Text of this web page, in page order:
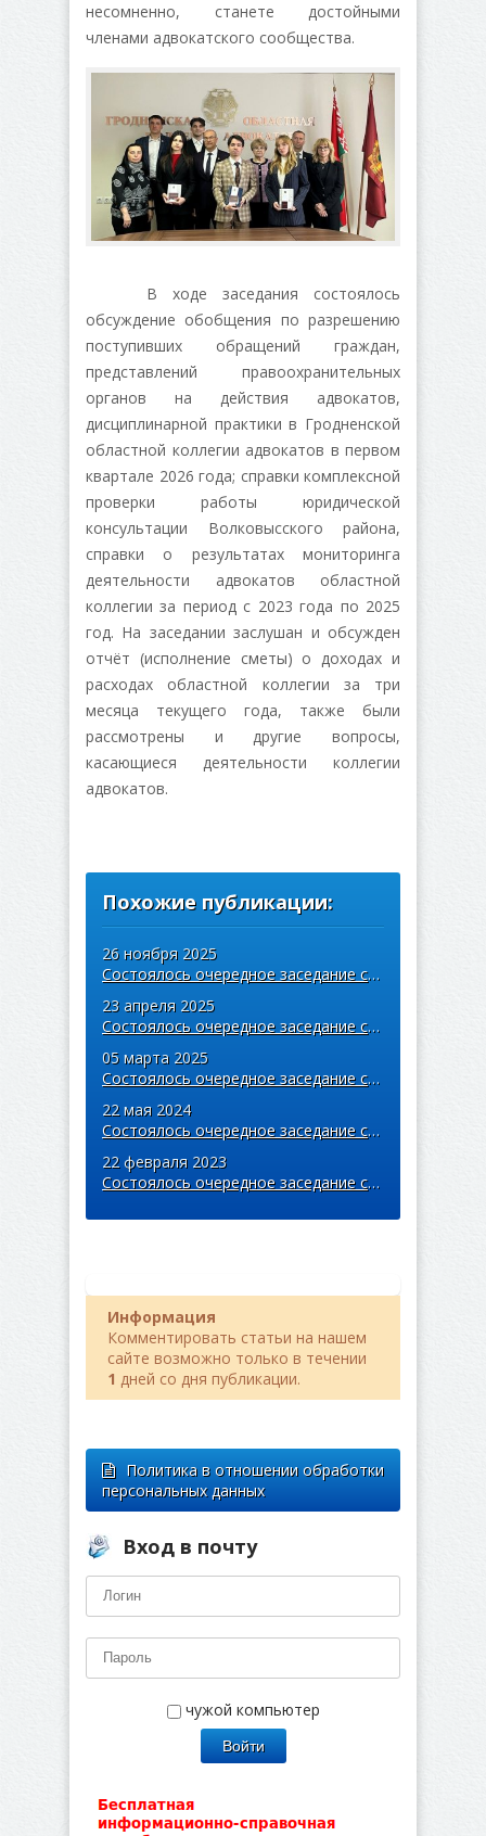
несомненно, станете достойными
членами адвокатского сообщества.
В ходе заседания состоялось
обсуждение обобщения по разрешению
поступивших обращений граждан,
представлений правоохранительных
органов на действия адвокатов,
дисциплинарной практики в Гродненской
областной коллегии адвокатов в первом
квартале 2026 года; справки комплексной
проверки работы юридической
консультации Волковысского района,
справки о результатах мониторинга
деятельности адвокатов областной
коллегии за период с 2023 года по 2025
год. На заседании заслушан и обсужден
отчёт (исполнение сметы) о доходах и
расходах областной коллегии за три
месяца текущего года, также были
рассмотрены и другие вопросы,
касающиеся деятельности коллегии
адвокатов.
Похожие публикации:
26 ноября 2025
Состоялось очередное заседание совета областной коллегии адвокатов
23 апреля 2025
Состоялось очередное заседание совета областной коллегии адвокатов
05 марта 2025
Состоялось очередное заседание совета коллегии
22 мая 2024
Состоялось очередное заседание совета областной коллегии адвокатов
22 февраля 2023
Состоялось очередное заседание совета Гродненской областной коллегии адвока ...
Информация
Комментировать статьи на нашем
сайте возможно только в течении
1 дней со дня публикации.
Политика в отношении обработки
персональных данных
Вход в почту
чужой компьютер